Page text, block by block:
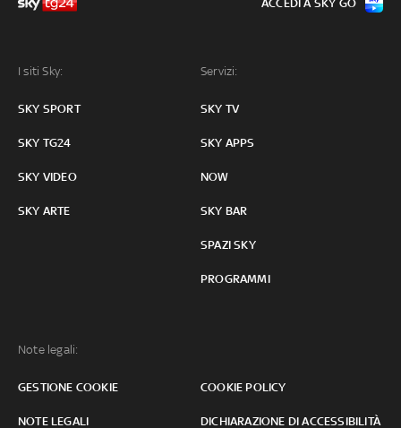
I siti Sky:
SKY SPORT
SKY TG24
SKY VIDEO
SKY ARTE
Servizi:
SKY TV
SKY APPS
NOW
SKY BAR
SPAZI SKY
PROGRAMMI
Note legali:
GESTIONE COOKIE COOKIE POLICY
NOTE LEGALI DICHIARAZIONE DI ACCESSIBILITÀ
ACCEDI A SKY GO